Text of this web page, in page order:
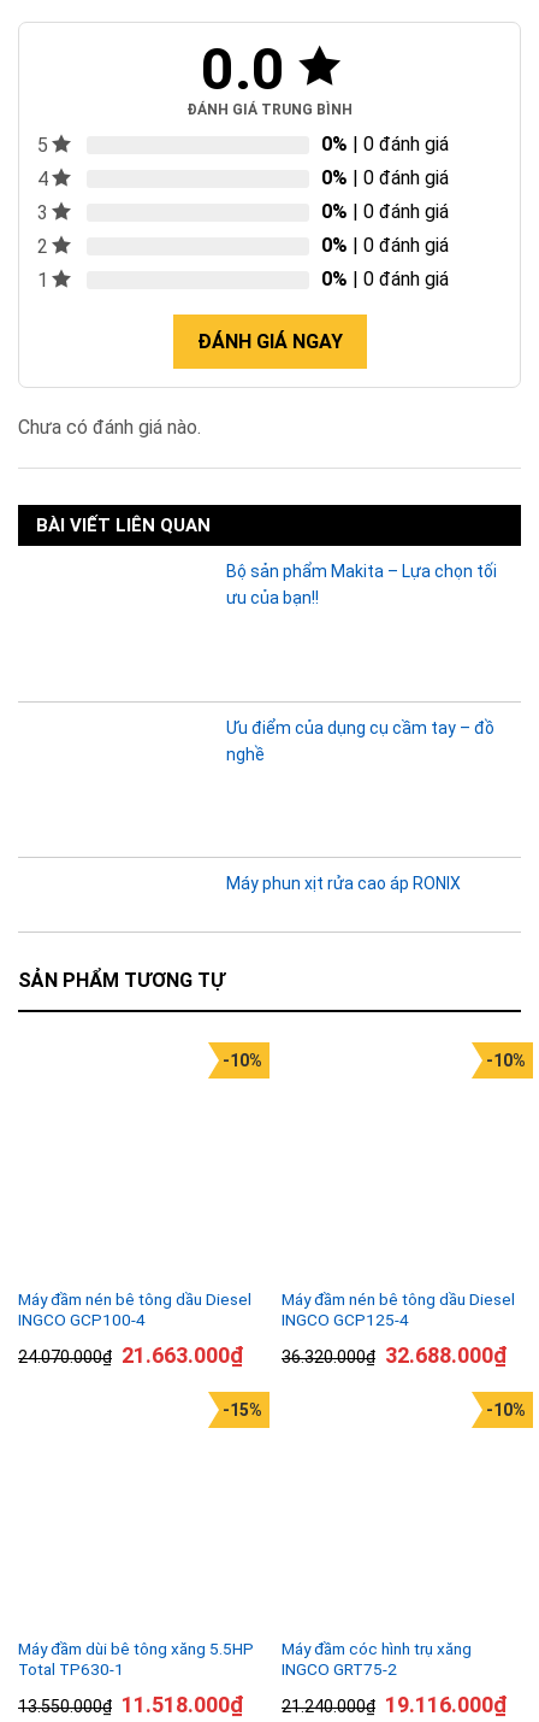
0.0
ĐÁNH GIÁ TRUNG BÌNH
5 0% | 0 đánh giá
4
0% | 0 đánh giá
3
0% | 0 đánh giá
2
0% | 0 đánh giá
1
0% | 0 đánh giá
ĐÁNH GIÁ NGAY
Chưa có đánh giá nào.
BÀI VIẾT LIÊN QUAN
Bộ sản phẩm Makita – Lựa chọn tối
ưu của bạn!!
Ưu điểm của dụng cụ cầm tay – đồ
nghề
Máy phun xịt rửa cao áp RONIX
SẢN PHẨM TƯƠNG TỰ
Máy đầm nén bê tông dầu Diesel
INGCO GCP100-4
24.070.000₫
-10%
21.663.000₫
Máy đầm nén bê tông dầu Diesel
INGCO GCP125-4
36.320.000₫
-10%
32.688.000₫
Máy đầm dùi bê tông xăng 5.5HP
Total TP630-1
13.550.000₫
-15%
11.518.000₫
Máy đầm cóc hình trụ xăng
INGCO GRT75-2
21.240.000₫
-10%
19.116.000₫